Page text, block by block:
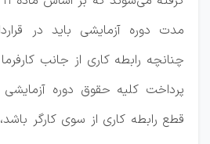
مدت دوره آزمایشی باید در
چنانچه رابطه کاری از جانب
پرداخت کلیه حقوق دوره
قطع رابطه کاری از سوی کارگر